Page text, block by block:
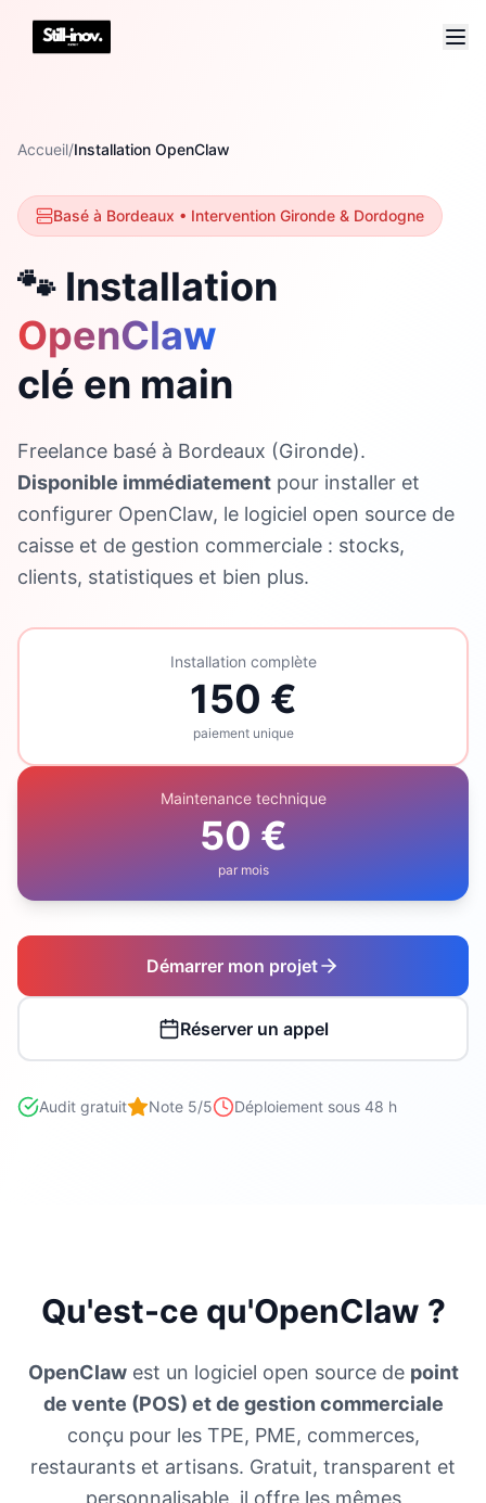
Accueil/Installation OpenClaw
Basé à Bordeaux • Intervention Gironde & Dordogne
🐾 Installation
OpenClaw
clé en main
Freelance basé à Bordeaux (Gironde).
Disponible immédiatement pour installer et
configurer OpenClaw, le logiciel open source de
caisse et de gestion commerciale : stocks,
clients, statistiques et bien plus.
Installation complète
150 €
paiement unique
Maintenance technique
50 €
par mois
Démarrer mon projet
Réserver un appel
Audit gratuit Note 5/5 Déploiement sous 48 h
Qu'est-ce qu'OpenClaw ?
OpenClawest un logiciel open source de point
de vente (POS) et de gestion commerciale
conçu pour les TPE, PME, commerces,
restaurants et artisans. Gratuit, transparent et
personnalisable, il offre les mêmes